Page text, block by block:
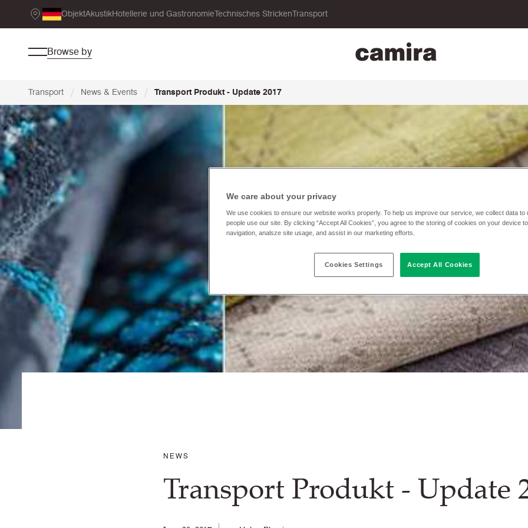
ObjektAkustikHotellerie und GastronomieTechnisches StrickenTransport
Browse by
Transport / News & Events / Transport Produkt - Update 2017
NEWS
Transport Produkt - Update
We care about your privacy
We use cookies to ensure our website works properly. To help us improve our service, we collect data to
people use our site. By clicking “Accept All Cookies”, you agree to the storing of cookies on your device
navigation, analsze site usage, and assist in our marketing efforts.
Cookies Settings Accept All Cookies